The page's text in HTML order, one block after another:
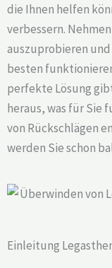
die Ihnen helfen
verbessern.
auszuprobieren
besten
perfekte Lösung
heraus, was für Sie
von Rückschlägen
werden Sie schon
Einleitung